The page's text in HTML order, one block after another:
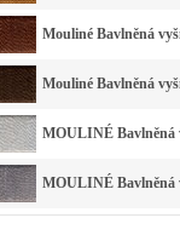
Mouliné Bavlněná
Mouliné Bavlněná
MOULINÉ Bavlněná
MOULINÉ Bavlněná